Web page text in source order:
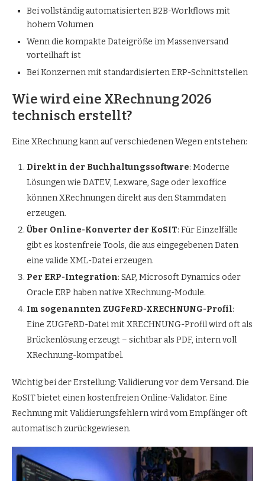
Bei vollständig automatisierten B2B-Workflows mit
hohem Volumen
Wenn die kompakte Dateigröße im Massenversand
vorteilhaft ist
Bei Konzernen mit standardisierten ERP-Schnittstellen
Wie wird eine XRechnung 2026
technisch erstellt?
Eine XRechnung kann auf verschiedenen Wegen entstehen:
Direkt in der Buchhaltungssoftware: Moderne
Lösungen wie DATEV, Lexware, Sage oder lexoffice
können XRechnungen direkt aus den Stammdaten
erzeugen.
Über Online-Konverter der KoSIT: Für Einzelfälle
gibt es kostenfreie Tools, die aus eingegebenen Daten
eine valide XML-Datei erzeugen.
Per ERP-Integration: SAP, Microsoft Dynamics oder
Oracle ERP haben native XRechnung-Module.
Im sogenannten ZUGFeRD-XRECHNUNG-Profil:
Eine ZUGFeRD-Datei mit XRECHNUNG-Profil wird oft als
Brückenlösung erzeugt – sichtbar als PDF, intern voll
XRechnung-kompatibel.
Wichtig bei der Erstellung: Validierung vor dem Versand. Die
KoSIT bietet einen kostenfreien Online-Validator. Eine
Rechnung mit Validierungsfehlern wird vom Empfänger oft
automatisch zurückgewiesen.